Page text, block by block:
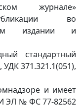
журнале»
во
издании и
стандартный
371.321.1(051),
и имеет
ЭЛ № ФС 77-82562